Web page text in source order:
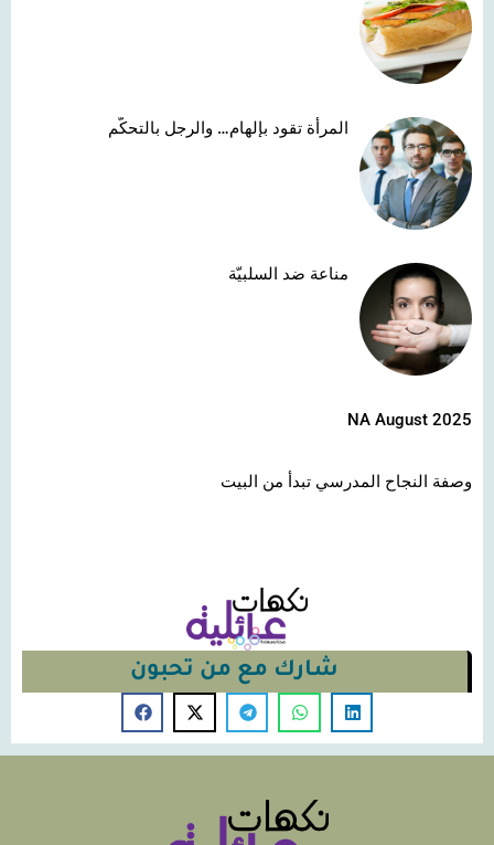
المرأة تقود بإلهام… والرجل بالتحكّم
مناعة ضد السلبيّة
NA August 2025
وصفة النجاح المدرسي تبدأ من البيت
شارك مع من تحبون